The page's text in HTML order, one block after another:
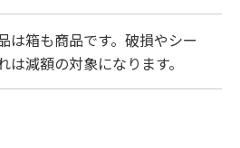
は箱も商品です。破損やシー
は減額の対象になります。